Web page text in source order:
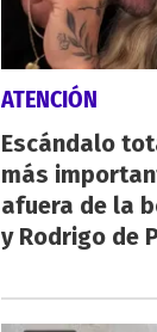
ATENCIÓN
Escándalo
más
afuera de la
y Rodrigo de